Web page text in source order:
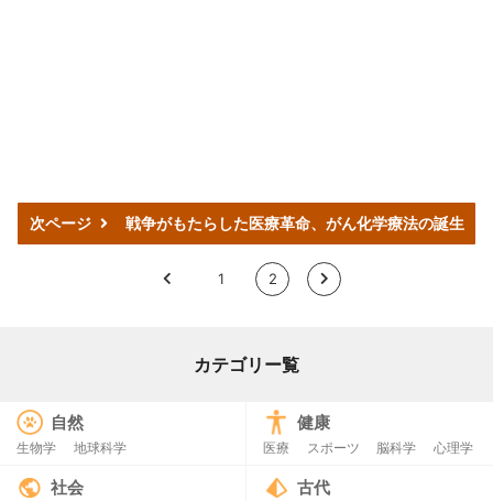
次ページ 戦争がもたらした医療革命、がん化学療法の誕生
< 1 2 >
カテゴリー覧
自然
生物学 地球科学
健康
医療 スポーツ 脳科学 心理学
社会 古代